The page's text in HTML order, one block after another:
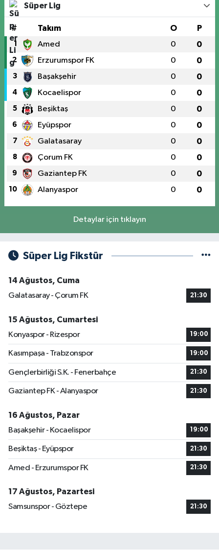
Süper Lig
# Takım O P
1 Amed 0 0
2 Erzurumspor FK 0 0
3 Başakşehir 0 0
4 Kocaelispor 0 0
5 Beşiktaş 0 0
6 Eyüpspor 0 0
7 Galatasaray 0 0
8 Çorum FK 0 0
9 Gaziantep FK 0 0
10 Alanyaspor 0 0
Detaylar için tıklayın
Süper Lig Fikstür
14 Ağustos, Cuma
Galatasaray - Çorum FK
21:30
15 Ağustos, Cumartesi
Konyaspor - Rizespor
19:00
Kasımpaşa - Trabzonspor 19:00
Gençlerbirliği S.K. - Fenerbahçe 21:30
Gaziantep FK - Alanyaspor 21:30
16 Ağustos, Pazar
Başakşehir - Kocaelispor
19:00
Beşiktaş - Eyüpspor 21:30
Amed - Erzurumspor FK 21:30
17 Ağustos, Pazartesi
Samsunspor - Göztepe
21:30